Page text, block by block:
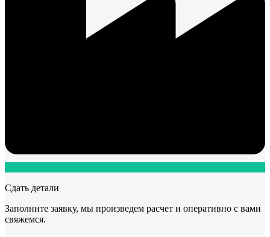
Сдать детали
Заполните заявку, мы произведем расчет и оперативно с вами
свяжемся.